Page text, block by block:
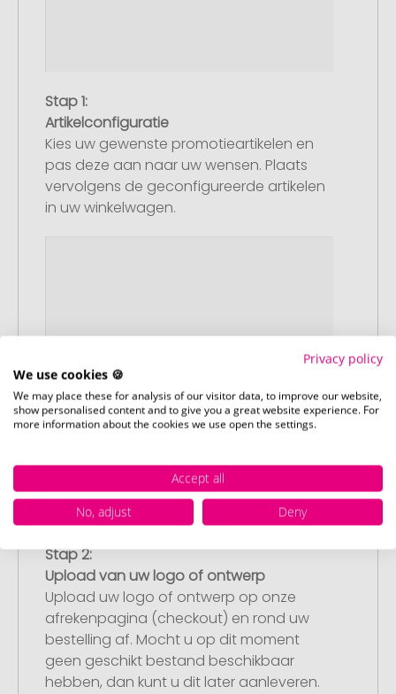
Stap 1:
Artikelconfiguratie
Kies uw gewenste promotieartikelen en
pas deze aan naar uw wensen. Plaats
vervolgens de geconfigureerde artikelen
in uw winkelwagen.
Stap 2:
Upload van uw logo of ontwerp
Upload uw logo of ontwerp op onze
afrekenpagina (checkout) en rond uw
bestelling af. Mocht u op dit moment
geen geschikt bestand beschikbaar
hebben, dan kunt u dit later aanleveren.
Privacy policy
We use cookies 🍪
We may place these for analysis of our visitor data, to improve our website,
show personalised content and to give you a great website experience. For
more information about the cookies we use open the settings.
Accept all
No, adjust
Deny